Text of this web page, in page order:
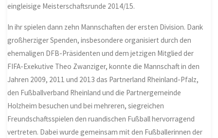
eingleisige Meisterschaftsrunde 2014/15.
In ihr spielen dann zehn Mannschaften der ersten Division. Dank
großherziger Spenden, insbesondere organisiert durch den
ehemaligen DFB-Präsidenten und dem jetzigen Mitglied der
FIFA-Exekutive Theo Zwanziger, konnte die Mannschaft in den
Jahren 2009, 2011 und 2013 das Partnerland Rheinland-Pfalz,
den Fußballverband Rheinland und die Partnergemeinde
Holzheim besuchen und bei mehreren, siegreichen
Freundschaftsspielen den ruandischen Fußball hervorragend
vertreten. Dabei wurde gemeinsam mit den Fußballerinnen der